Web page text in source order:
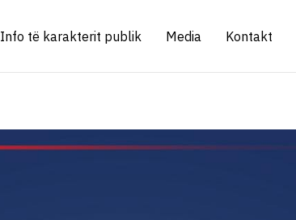
Info të karakterit publik Media Kontakt